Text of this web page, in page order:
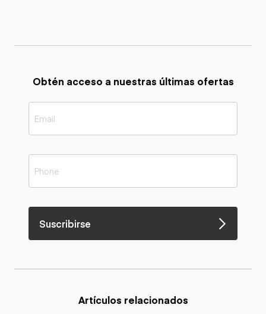
Obtén acceso a nuestras últimas ofertas
Suscribirse
Artículos relacionados